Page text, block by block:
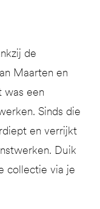
de
Maarten en
was een
Sinds die
en verrijkt
Duik
collectie via je